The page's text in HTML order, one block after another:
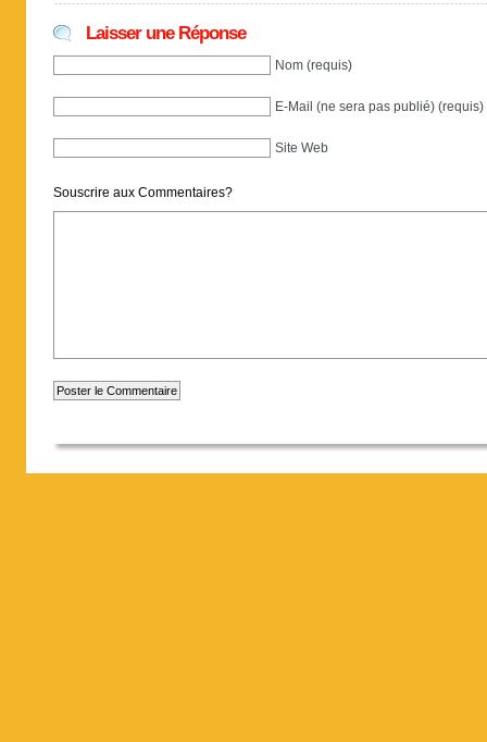
Laisser une Réponse
Nom (requis)
E-Mail (ne sera pas publié) (requis)
Site Web
Souscrire aux Commentaires?